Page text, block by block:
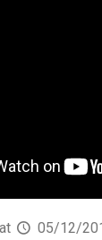
at 05/12/